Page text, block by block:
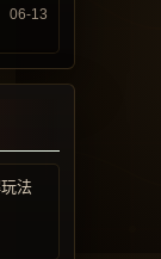
06-13
法